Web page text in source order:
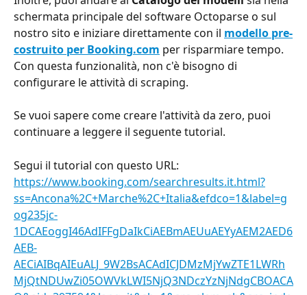
schermata principale del software Octoparse o sul
nostro sito e iniziare direttamente con il modello pre-
costruito per Booking.com per risparmiare tempo.
Con questa funzionalità, non c'è bisogno di
configurare le attività di scraping.
Se vuoi sapere come creare l'attività da zero, puoi
continuare a leggere il seguente tutorial.
Segui il tutorial con questo URL:
https://www.booking.com/searchresults.it.html?
ss=Ancona%2C+Marche%2C+Italia&efdco=1&label=g
og235jc-
1DCAEoggI46AdIFFgDaIkCiAEBmAEUuAEYyAEM2AED6
AEB-
AECiAIBqAIEuALJ_9W2BsACAdICJDMzMjYwZTE1LWRh
MjQtNDUwZi05OWVkLWI5NjQ3NDczYzNjNdgCBOACA